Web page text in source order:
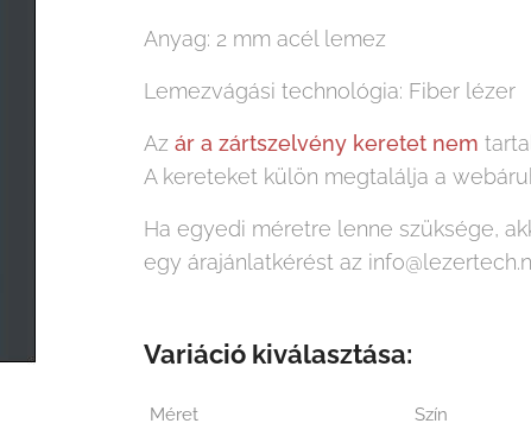
Anyag: 2 mm acél lemez
Lemezvágási technológia: Fiber lézer
Azár azártszelvény keretet nem
A kereteket külön megtalálja a
Ha egyedi méretre lenne szüksége,
egy árajánlatkérést az
Variáció kiválasztása:
Méret Szín